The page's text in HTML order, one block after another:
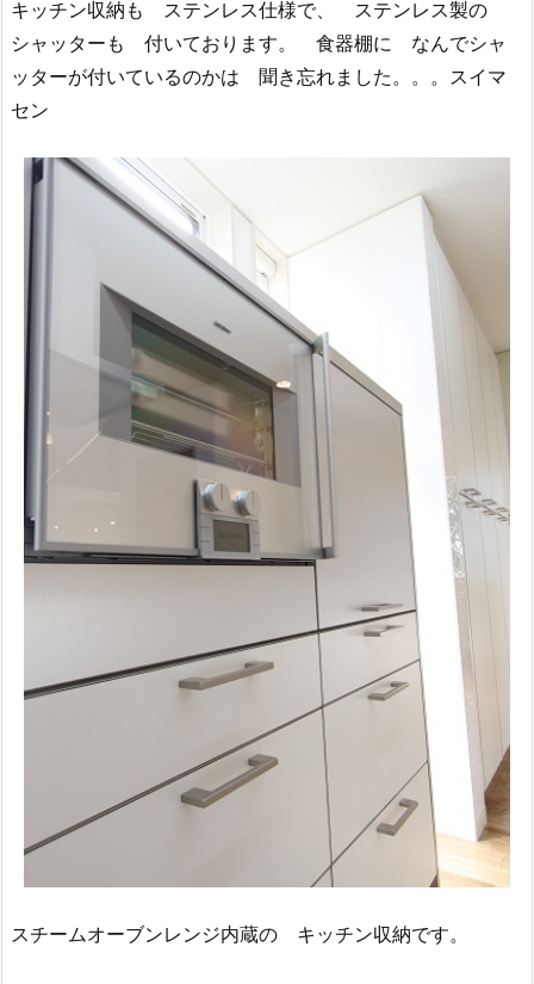
キッチン収納も ステンレス仕様で、 ステンレス製の
シャッターも 付いております。 食器棚に なんでシャ
ッターが付いているのかは 聞き忘れました。。。スイマ
セン
スチームオーブンレンジ内蔵の キッチン収納です。